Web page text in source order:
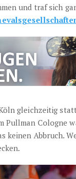
und traf sich
gleichzeitig
Pullman Cologne
keinen Abbruch.